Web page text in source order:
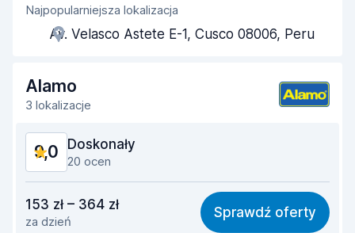
Pomocność przedstawiciela
Szybkość odbioru
Szybkość zwrotu 9,1
Czystość samochodu
Stan samochodu
Najpopularniejsza lokalizacja
Av. Velasco Astete E-1, Cusco 08006, Peru
Alamo
3 lokalizacje
9,0 Doskonały
20 ocen
8,7
Łatwość znalezienia 9,1
153 zł – 364 zł
za dzień
Sprawdź oferty